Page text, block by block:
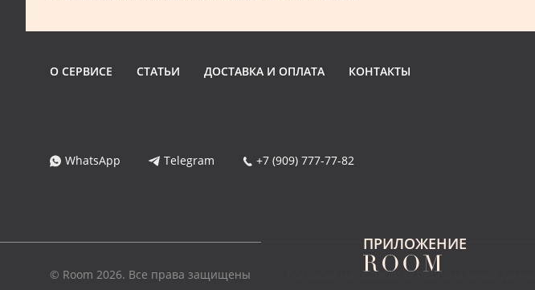
О СЕРВИСЕ СТАТЬИ ДОСТАВКА И ОПЛАТА КОНТАКТЫ
WhatsApp Telegram +7 (909) 777-77-82
© Room 2026. Все права защищены Согласие на обработку персональных данных
ПРИЛОЖЕНИЕ